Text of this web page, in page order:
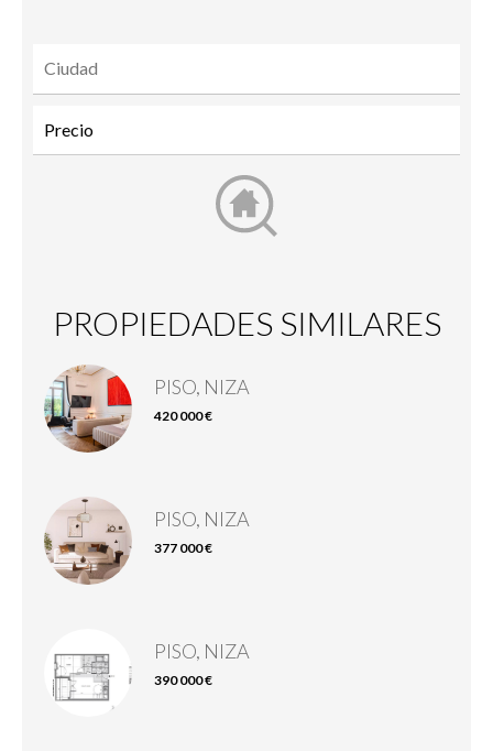
PROPIEDADES SIMILARES
PISO, NIZA
420 000 €
PISO, NIZA
377 000 €
PISO, NIZA
390 000 €